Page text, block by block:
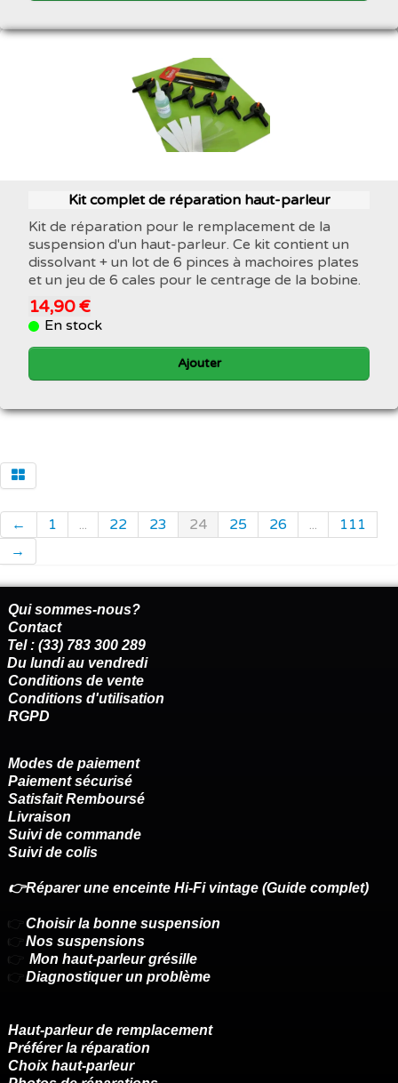
Kit complet de réparation haut-parleur
Kit de réparation pour le remplacement de la
suspension d'un haut-parleur. Ce kit contient un
dissolvant + un lot de 6 pinces à machoires plates
et un jeu de 6 cales pour le centrage de la bobine.
14,90 €
En stock
Ajouter
← 1 ... 22 23 24 25 26 ...
111
→
Qui sommes-nous?
Contact
Tel : (33) 783 300 289
Du lundi au vendredi
Conditions de vente
Conditions d'utilisation
RGPD
Modes de paiement
Paiement sécurisé
Satisfait Remboursé
Livraison
Suivi de commande
Suivi de colis
👉Réparer une enceinte Hi-Fi vintage (Guide complet)
👉 Choisir la bonne suspension
👉 Nos suspensions
👉 Mon haut-parleur grésille
👉 Diagnostiquer un problème
Haut-parleur de remplacement
Préférer la réparation
Choix haut-parleur